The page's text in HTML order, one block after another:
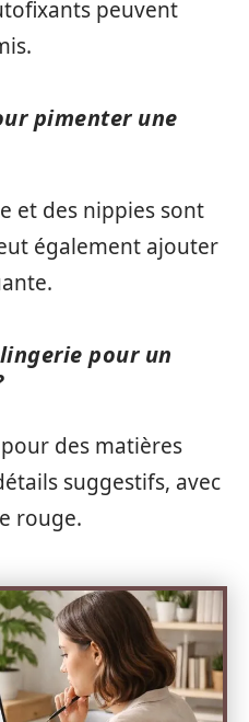
peuvent
pimenter une
et des nippies sont
également ajouter
pour un
des matières
suggestifs, avec
rouge.